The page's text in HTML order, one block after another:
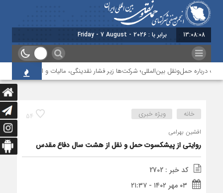
13:08:08 ام
حمل‌ونقل بین‌المللی؛ شرکت‌ها زیر فشار نقدینگی، مالیات و افت عملیات
54 خانه ویژه خبری
افشین بهرامی
روایتی از پیشکسوت حمل و نقل از هشت سال دفاع مقدس
کد خبر : 2702
۰۳ مهر ۱۴۰۲ - ۲۱:۳۷